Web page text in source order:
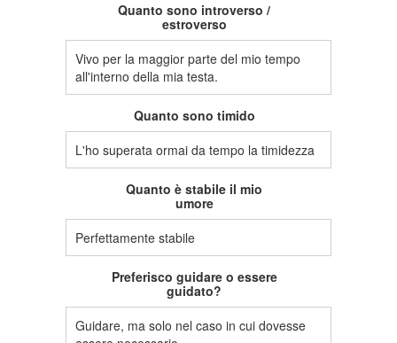
Quanto sono introverso /
estroverso
Vivo per la maggior parte del mio tempo
all'interno della mia testa.
Quanto sono timido
L'ho superata ormai da tempo la timidezza
Quanto è stabile il mio
umore
Perfettamente stabile
Preferisco guidare o essere
guidato?
Guidare, ma solo nel caso in cui dovesse